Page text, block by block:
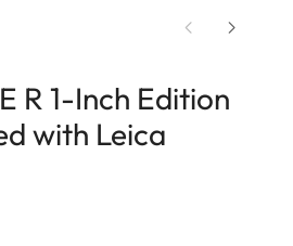
R 1-Inch Edition
with Leica